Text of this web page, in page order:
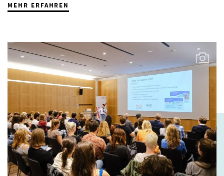
MEHR ERFAHREN